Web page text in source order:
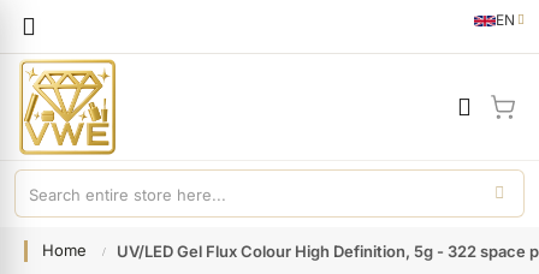
Language
EN
English
My
Home UV/LED Gel Flux Colour High Definition, 5g - 322 space